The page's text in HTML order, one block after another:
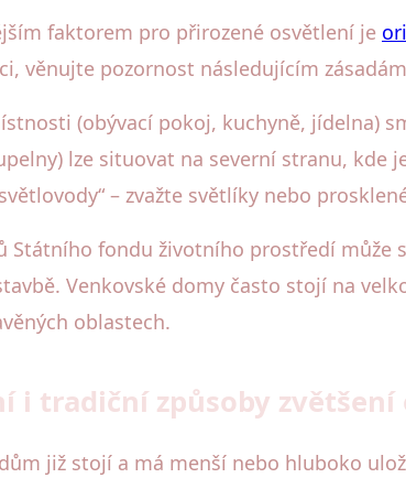
faktorem pro přirozené osvětlení je
věnujte pozornost následujícím
(obývací pokoj, kuchyně, jídelna)
lze situovat na severní stranu,
– zvažte světlíky nebo
Státního fondu životního prostředí může
Venkovské domy často stojí na
oblastech.
i tradiční způsoby
již stojí a má menší nebo hluboko